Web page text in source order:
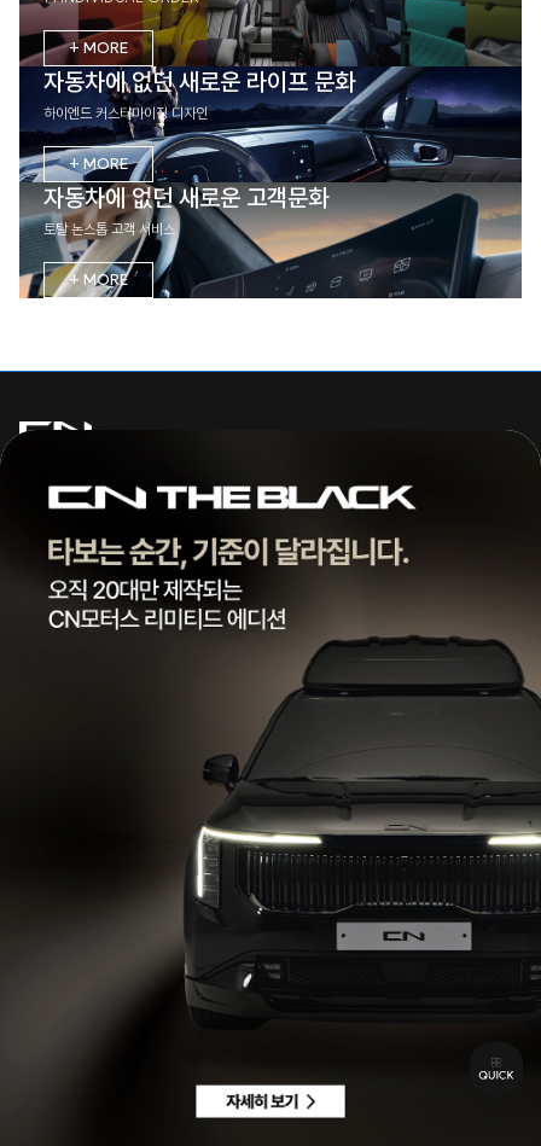
+ MORE
자동차에 없던 새로운 라이프 문화
하이엔드 커스터마이징 디자인
+ MORE
자동차에 없던 새로운 고객문화
토탈 논스톱 고객 서비스
+ MORE
주식회사 씨엔모터스
대표 | 조종현
전화 |1855-3966
팩스 | 032-578-3966
통신판매업신고번호 | 제 2022-인천서구-2322호
차량구매상담 | 평일 09:00 ~ 18:00 / 주말 및 공휴일 10:00 ~ 18:00
AS 및 기타상담 | 평일 09:00 ~ 18:00 / 주말 및 공휴일 휴무
이메일수집정보